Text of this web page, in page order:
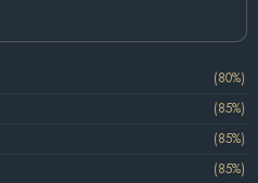
(80%)
(85%)
(85%)
(85%)